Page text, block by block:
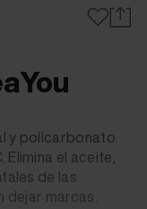
y policarbonato.
el aceite,
de las
dejar marcas.